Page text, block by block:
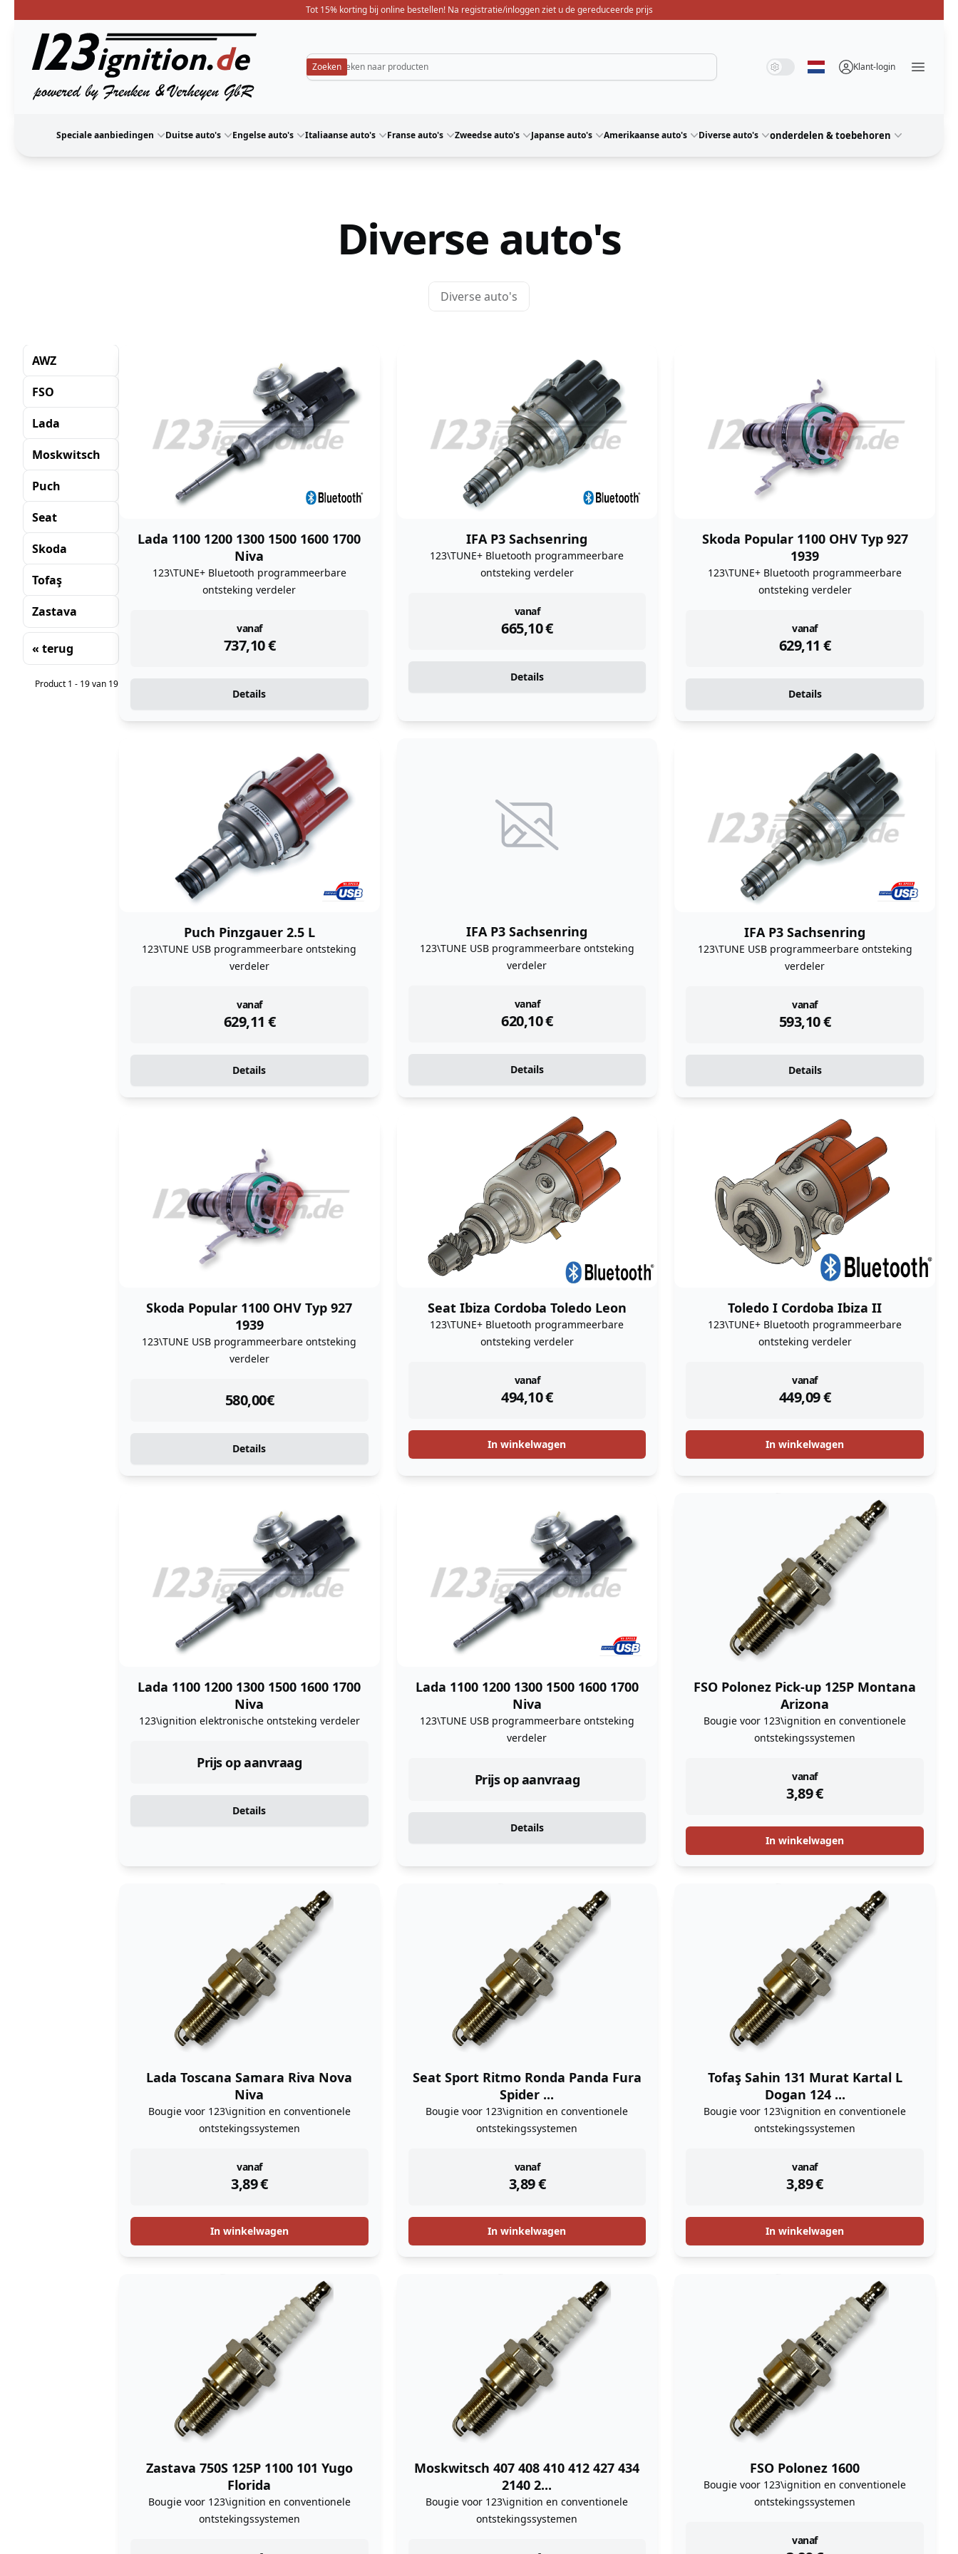
Tot 15% korting bij online bestellen! Na registratie/inloggen ziet u de gereduceerde prijs
123ignition
Systeemmodus
Lichte modus
Donkere modus
Selecteer taal
Klant-login Menü
Speciale aanbiedingen Duitse auto's Engelse auto's Italiaanse auto's Franse auto's Zweedse auto's Japanse auto's Amerikaanse auto's Diverse auto's onderdelen & toebehoren
Diverse auto's
Diverse auto's
AWZ
FSO
Lada
Moskwitsch
Puch
Seat
Skoda
Tofaş
Zastava
« terug
Sorteren
Product 1 - 19 van 19
Lada 1100 1200 1300 1500 1600 1700
Niva
123\TUNE+ Bluetooth programmeerbare
ontsteking verdeler
vanaf
737,10€
instock
Details
IFA P3 Sachsenring
123\TUNE+ Bluetooth programmeerbare
ontsteking verdeler
vanaf
665,10€
instock
Details
Skoda Popular 1100 OHV Typ 927
1939
123\TUNE+ Bluetooth programmeerbare
ontsteking verdeler
vanaf
629,11 €
instock
Details
Puch Pinzgauer 2.5 L
123\TUNE USB programmeerbare ontsteking
verdeler
vanaf
629,11 €
instock
Details
IFA P3 Sachsenring
123\TUNE USB programmeerbare ontsteking
verdeler
vanaf
620,10€
instock
Details
IFA P3 Sachsenring
123\TUNE USB programmeerbare ontsteking
verdeler
vanaf
593,10€
instock
Details
Skoda Popular 1100 OHV Typ 927
1939
123\TUNE USB programmeerbare ontsteking
verdeler
580,00€
instock
Details
Seat Ibiza Cordoba Toledo Leon
123\TUNE+ Bluetooth programmeerbare
ontsteking verdeler
vanaf
494,10€
instock
In winkelwagen
Toledo I Cordoba Ibiza II
123\TUNE+ Bluetooth programmeerbare
ontsteking verdeler
vanaf
449,09€
instock
In winkelwagen
Lada 1100 1200 1300 1500 1600 1700
Niva
123\ignition elektronische ontsteking verdeler
Prijs op aanvraag
Details
Lada 1100 1200 1300 1500 1600 1700
Niva
123\TUNE USB programmeerbare ontsteking
verdeler
Prijs op aanvraag
Details
FSO Polonez Pick-up 125P Montana
Arizona
Bougie voor 123\ignition en conventionele
ontstekingssystemen
vanaf
3,89€
instock
In winkelwagen
Lada Toscana Samara Riva Nova
Niva
Bougie voor 123\ignition en conventionele
ontstekingssystemen
vanaf
3,89€
instock
In winkelwagen
Seat Sport Ritmo Ronda Panda Fura
Spider ...
Bougie voor 123\ignition en conventionele
ontstekingssystemen
vanaf
3,89€
instock
In winkelwagen
Tofaş Sahin 131 Murat Kartal L
Dogan 124 ...
Bougie voor 123\ignition en conventionele
ontstekingssystemen
vanaf
3,89€
instock
In winkelwagen
Zastava 750S 125P 1100 101 Yugo
Florida
Bougie voor 123\ignition en conventionele
ontstekingssystemen
Moskwitsch 407 408 410 412 427 434
2140 2...
Bougie voor 123\ignition en conventionele
ontstekingssystemen
FSO Polonez 1600
Bougie voor 123\ignition en conventionele
ontstekingssystemen
vanaf
instock